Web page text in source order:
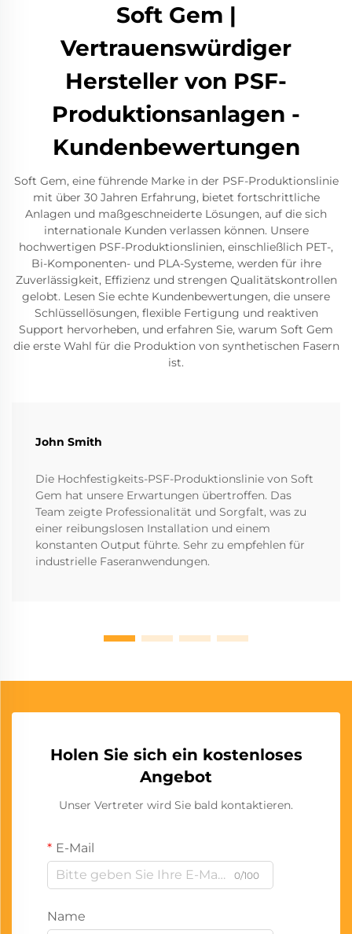
Soft Gem |
Vertrauenswürdiger
Hersteller von PSF-
Produktionsanlagen -
Kundenbewertungen
Soft Gem, eine führende Marke in der PSF-Produktionslinie
mit über 30 Jahren Erfahrung, bietet fortschrittliche
Anlagen und maßgeschneiderte Lösungen, auf die sich
internationale Kunden verlassen können. Unsere
hochwertigen PSF-Produktionslinien, einschließlich PET-,
Bi-Komponenten- und PLA-Systeme, werden für ihre
Zuverlässigkeit, Effizienz und strengen Qualitätskontrollen
gelobt. Lesen Sie echte Kundenbewertungen, die unsere
Schlüssellösungen, flexible Fertigung und reaktiven
Support hervorheben, und erfahren Sie, warum Soft Gem
die erste Wahl für die Produktion von synthetischen Fasern
ist.
John Smith
Die Hochfestigkeits-PSF-Produktionslinie von Soft
Gem hat unsere Erwartungen übertroffen. Das
Team zeigte Professionalität und Sorgfalt, was zu
einer reibungslosen Installation und einem
konstanten Output führte. Sehr zu empfehlen für
industrielle Faseranwendungen.
Holen Sie sich ein kostenloses
Angebot
Unser Vertreter wird Sie bald kontaktieren.
E-Mail
0/100
Name